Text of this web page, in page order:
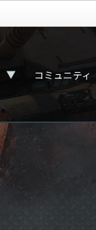
▼ コミュニティ